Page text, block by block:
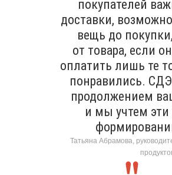
покупателей
доставки,
вещь до
от товара, если
оплатить лишь те
понравились.
продолжением
и мы учтем
Татьяна Абрамова,